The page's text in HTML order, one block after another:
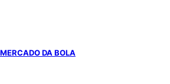
MERCADO DA BOLA